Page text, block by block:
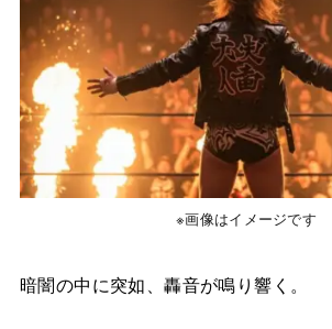
※画像はイメージです
暗闇の中に突如、轟音が鳴り響く。